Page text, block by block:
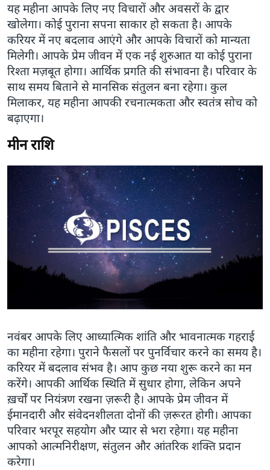
यह महीना आपके लिए नए विचारों और अवसरों के द्वार
खोलेगा। कोई पुराना सपना साकार हो सकता है। आपके
करियर में नए बदलाव आएंगे और आपके विचारों को मान्यता
मिलेगी। आपके प्रेम जीवन में एक नई शुरुआत या कोई पुराना
रिश्ता मज़बूत होगा। आर्थिक प्रगति की संभावना है। परिवार के
साथ समय बिताने से मानसिक संतुलन बना रहेगा। कुल
मिलाकर, यह महीना आपकी रचनात्मकता और स्वतंत्र सोच को
बढ़ाएगा।
मीन राशि
नवंबर आपके लिए आध्यात्मिक शांति और भावनात्मक गहराई
का महीना रहेगा। पुराने फैसलों पर पुनर्विचार करने का समय है।
करियर में बदलाव संभव है। आप कुछ नया शुरू करने का मन
करेंगे। आपकी आर्थिक स्थिति में सुधार होगा, लेकिन अपने
ख़र्चों पर नियंत्रण रखना ज़रूरी है। आपके प्रेम जीवन में
ईमानदारी और संवेदनशीलता दोनों की ज़रूरत होगी। आपका
परिवार भरपूर सहयोग और प्यार से भरा रहेगा। यह महीना
आपको आत्मनिरीक्षण, संतुलन और आंतरिक शक्ति प्रदान
करेगा।